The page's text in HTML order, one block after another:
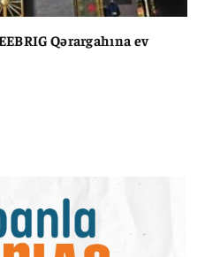
Qərargahına ev